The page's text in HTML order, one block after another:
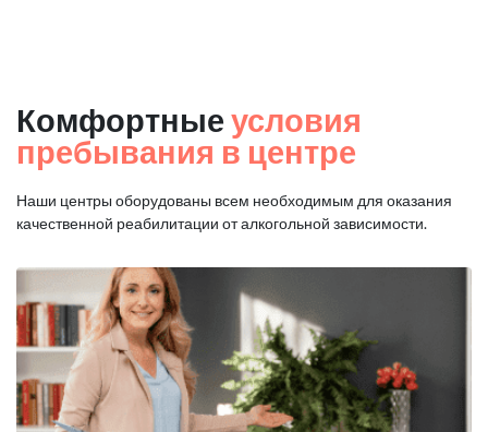
Комфортные условия
пребывания в центре
Наши центры оборудованы всем необходимым для оказания
качественной реабилитации от алкогольной зависимости.